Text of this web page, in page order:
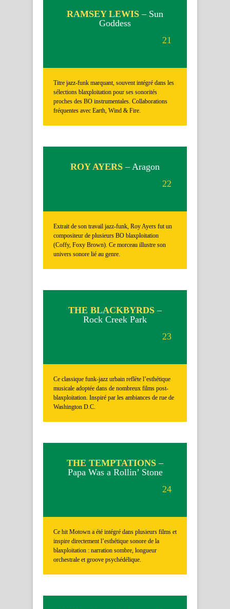
RAMSEY LEWIS – Sun
Goddess
21
Titre jazz-funk marquant, souvent intégré dans les
sélections blaxploitation pour ses sonorités
proches des BO instrumentales. Collaborations
fréquentes avec Earth, Wind & Fire.
ROY AYERS – Aragon
22
Extrait de son travail jazz-funk, Roy Ayers fut un
compositeur de plusieurs BO blaxploitation
(Coffy, Foxy Brown). Ce morceau illustre son
univers sonore lié au genre.
THE BLACKBYRDS –
Rock Creek Park
23
Ce classique funk-jazz urbain reflète l’esthétique
musicale adoptée dans de nombreux films post-
blaxploitation. Inspiré par les ambiances de rue de
Washington D.C.
THE TEMPTATIONS –
Papa Was a Rollin’ Stone
24
Ce hit Motown a été intégré dans plusieurs films et
inspire directement l’esthétique sonore de la
blaxploitation : narration sombre, longueur
orchestrale et groove psychédélique.